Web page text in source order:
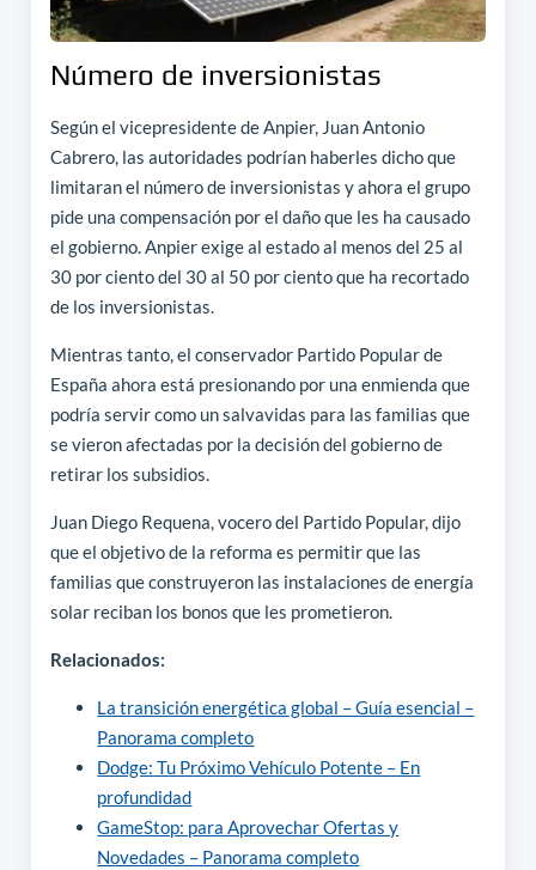
Número de inversionistas
Según el vicepresidente de Anpier, Juan Antonio
Cabrero, las autoridades podrían haberles dicho que
limitaran el número de inversionistas y ahora el grupo
pide una compensación por el daño que les ha causado
el gobierno. Anpier exige al estado al menos del 25 al
30 por ciento del 30 al 50 por ciento que ha recortado
de los inversionistas.
Mientras tanto, el conservador Partido Popular de
España ahora está presionando por una enmienda que
podría servir como un salvavidas para las familias que
se vieron afectadas por la decisión del gobierno de
retirar los subsidios.
Juan Diego Requena, vocero del Partido Popular, dijo
que el objetivo de la reforma es permitir que las
familias que construyeron las instalaciones de energía
solar reciban los bonos que les prometieron.
Relacionados:
La transición energética global – Guía esencial –
Panorama completo
Dodge: Tu Próximo Vehículo Potente – En
profundidad
GameStop: para Aprovechar Ofertas y
Novedades – Panorama completo